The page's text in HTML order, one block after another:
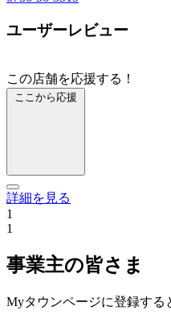
ユーザーレビュー
この店舗を応援する！
ここから応援
詳細を見る
1
1
事業主の皆さま
Myタウンページに登録する